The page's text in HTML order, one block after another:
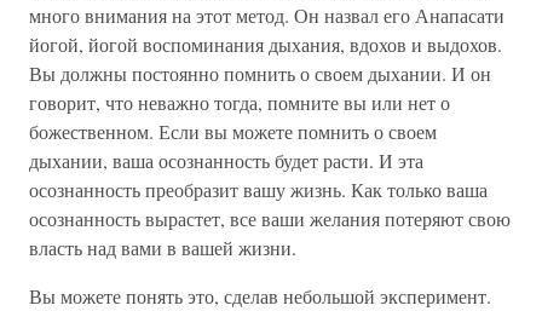
много внимания на этот метод. Он назвал его Анапасати
йогой, йогой воспоминания дыхания, вдохов и выдохов.
Вы должны постоянно помнить о своем дыхании. И он
говорит, что неважно тогда, помните вы или нет о
божественном. Если вы можете помнить о своем
дыхании, ваша осознанность будет расти. И эта
осознанность преобразит вашу жизнь. Как только ваша
осознанность вырастет, все ваши желания потеряют свою
власть над вами в вашей жизни.
Вы можете понять это, сделав небольшой эксперимент.